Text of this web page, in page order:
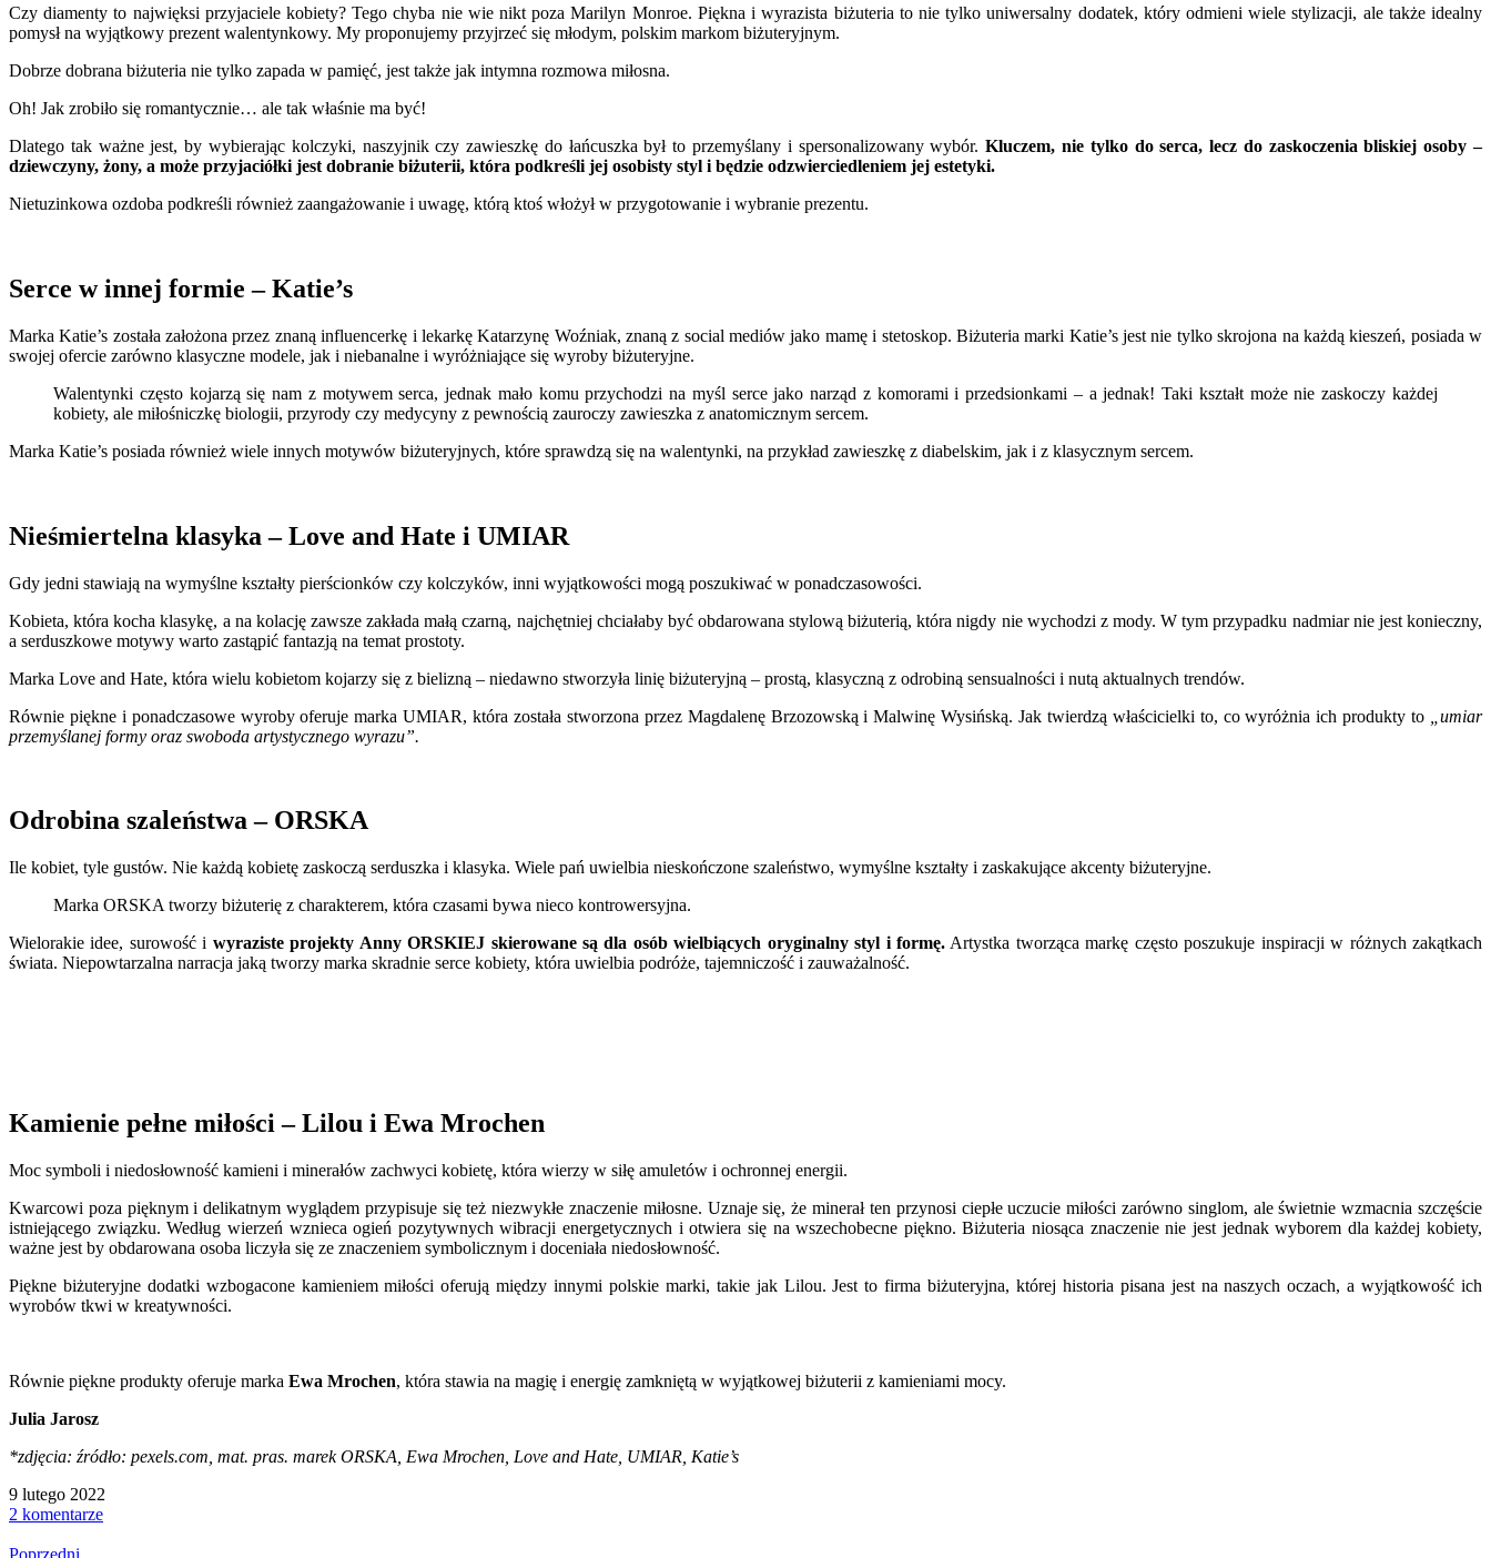
Czy diamenty to najwięksi przyjaciele kobiety? Tego chyba nie wie nikt poza Marilyn Monroe. Piękna i wyrazista biżuteria to nie tylko uniwersalny dodatek, który odmieni wiele stylizacji, ale także idealny
pomysł na wyjątkowy prezent walentynkowy. My proponujemy przyjrzeć się młodym, polskim markom biżuteryjnym.
Dobrze dobrana biżuteria nie tylko zapada w pamięć, jest także jak intymna rozmowa miłosna.
Oh! Jak zrobiło się romantycznie… ale tak właśnie ma być!
Dlatego tak ważne jest, by wybierając kolczyki, naszyjnik czy zawieszkę do łańcuszka był to przemyślany i spersonalizowany wybór.Kluczem, nie tylko do serca, lecz do zaskoczenia bliskiej osoby –
dziewczyny, żony, a może przyjaciółki jest dobranie biżuterii, która podkreśli jej osobisty styl i będzie odzwierciedleniem jej estetyki.
Nietuzinkowa ozdoba podkreśli również zaangażowanie i uwagę, którą ktoś włożył w przygotowanie i wybranie prezentu.
Serce w innej formie – Katie’s
Marka Katie’s została założona przez znaną influencerkę i lekarkę Katarzynę Woźniak, znaną z social mediów jako mamę i stetoskop. Biżuteria marki Katie’s jest nie tylko skrojona na każdą kieszeń, posiada w
swojej ofercie zarówno klasyczne modele, jak i niebanalne i wyróżniające się wyroby biżuteryjne.
Walentynki często kojarzą się nam z motywem serca, jednak mało komu przychodzi na myśl serce jako narząd z komorami i przedsionkami – a jednak! Taki kształt może nie zaskoczy każdej
kobiety, ale miłośniczkę biologii, przyrody czy medycyny z pewnością zauroczy zawieszka z anatomicznym sercem.
Marka Katie’s posiada również wiele innych motywów biżuteryjnych, które sprawdzą się na walentynki, na przykład zawieszkę z diabelskim, jak i z klasycznym sercem.
Nieśmiertelna klasyka – Love and Hate i UMIAR
Gdy jedni stawiają na wymyślne kształty pierścionków czy kolczyków, inni wyjątkowości mogą poszukiwać w ponadczasowości.
Kobieta, która kocha klasykę, a na kolację zawsze zakłada małą czarną, najchętniej chciałaby być obdarowana stylową biżuterią, która nigdy nie wychodzi z mody. W tym przypadku nadmiar nie jest konieczny,
a serduszkowe motywy warto zastąpić fantazją na temat prostoty.
Marka Love and Hate, która wielu kobietom kojarzy się z bielizną – niedawno stworzyła linię biżuteryjną – prostą, klasyczną z odrobiną sensualności i nutą aktualnych trendów.
Równie piękne i ponadczasowe wyroby oferuje marka UMIAR, która została stworzona przez Magdalenę Brzozowską i Malwinę Wysińską. Jak twierdzą właścicielki to, co wyróżnia ich produkty to
„umiar
przemyślanej formy oraz swoboda artystycznego wyrazu”.
Odrobina szaleństwa – ORSKA
Ile kobiet, tyle gustów. Nie każdą kobietę zaskoczą serduszka i klasyka. Wiele pań uwielbia nieskończone szaleństwo, wymyślne kształty i zaskakujące akcenty biżuteryjne.
Marka ORSKA tworzy biżuterię z charakterem, która czasami bywa nieco kontrowersyjna.
Wielorakie idee, surowość i wyraziste projekty Anny ORSKIEJ skierowane są dla osób wielbiących oryginalny styl i formę. Artystka tworząca markę często poszukuje inspiracji w różnych zakątkach
świata. Niepowtarzalna narracja jaką tworzy marka skradnie serce kobiety, która uwielbia podróże, tajemniczość i zauważalność.
Kamienie pełne miłości – Lilou i Ewa Mrochen
Moc symboli i niedosłowność kamieni i minerałów zachwyci kobietę, która wierzy w siłę amuletów i ochronnej energii.
Kwarcowi poza pięknym i delikatnym wyglądem przypisuje się też niezwykłe znaczenie miłosne. Uznaje się, że minerał ten przynosi ciepłe uczucie miłości zarówno singlom, ale świetnie wzmacnia szczęście
istniejącego związku. Według wierzeń wznieca ogień pozytywnych wibracji energetycznych i otwiera się na wszechobecne piękno. Biżuteria niosąca znaczenie nie jest jednak wyborem dla każdej kobiety,
ważne jest by obdarowana osoba liczyła się ze znaczeniem symbolicznym i doceniała niedosłowność.
Piękne biżuteryjne dodatki wzbogacone kamieniem miłości oferują między innymi polskie marki, takie jak Lilou. Jest to firma biżuteryjna, której historia pisana jest na naszych oczach, a wyjątkowość ich
wyrobów tkwi w kreatywności.
Równie piękne produkty oferuje marka Ewa Mrochen, która stawia na magię i energię zamkniętą w wyjątkowej biżuterii z kamieniami mocy.
Julia Jarosz
*zdjęcia: źródło: pexels.com, mat. pras. marek ORSKA, Ewa Mrochen, Love and Hate, UMIAR, Katie’s
9 lutego 2022
2 komentarze